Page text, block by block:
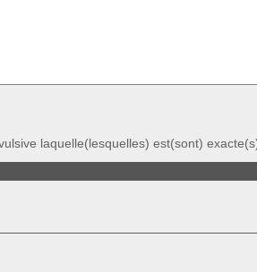
laquelle(lesquelles) est(sont)